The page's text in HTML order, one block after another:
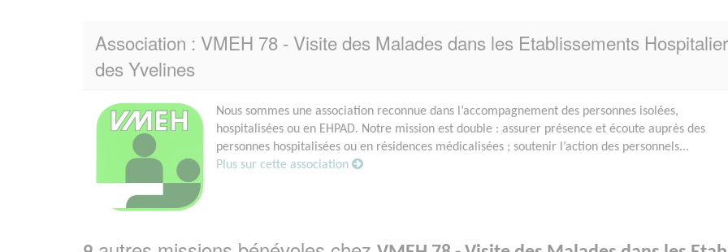
Association : VMEH 78 - Visite des Malades dans les Etablissements
des Yvelines
Nous sommes une association reconnue dans l’accompagnement des personnes isolées,
hospitalisées ou en EHPAD. Notre mission est double : assurer présence et écoute auprès des
personnes hospitalisées ou en résidences médicalisées ; soutenir l’action des personnels...
Plus sur cette association